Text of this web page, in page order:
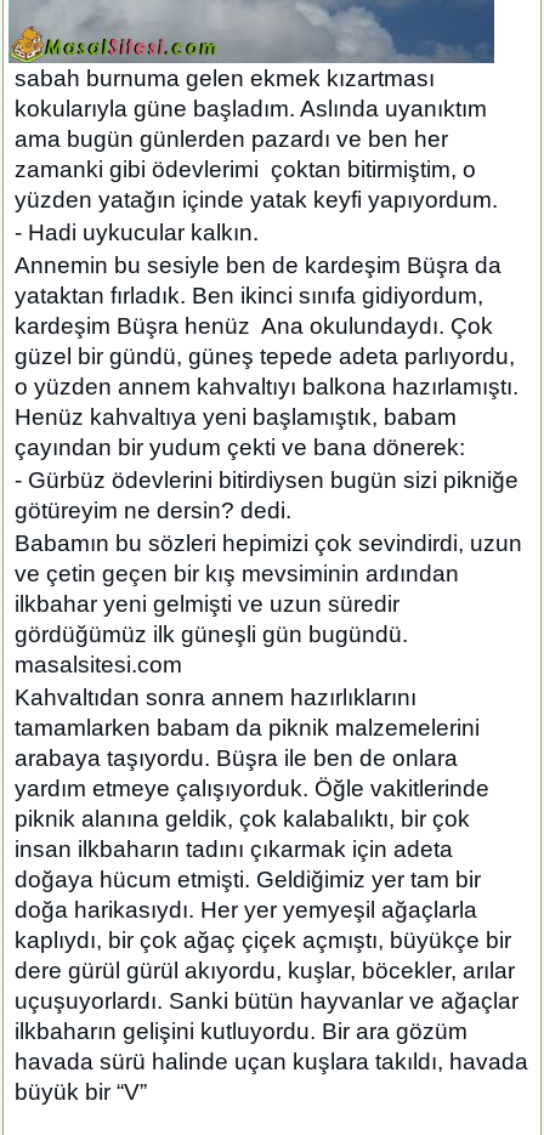
sabah burnuma gelen ekmek kızartması
kokularıyla güne başladım. Aslında uyanıktım
ama bugün günlerden pazardı ve ben her
zamanki gibi ödevlerimi çoktan bitirmiştim, o
yüzden yatağın içinde yatak keyfi yapıyordum.
- Hadi uykucular kalkın.
Annemin bu sesiyle ben de kardeşim Büşra da
yataktan fırladık. Ben ikinci sınıfa gidiyordum,
kardeşim Büşra henüz Ana okulundaydı. Çok
güzel bir gündü, güneş tepede adeta parlıyordu,
o yüzden annem kahvaltıyı balkona hazırlamıştı.
Henüz kahvaltıya yeni başlamıştık, babam
çayından bir yudum çekti ve bana dönerek:
- Gürbüz ödevlerini bitirdiysen bugün sizi pikniğe
götüreyim ne dersin? dedi.
Babamın bu sözleri hepimizi çok sevindirdi, uzun
ve çetin geçen bir kış mevsiminin ardından
ilkbahar yeni gelmişti ve uzun süredir
gördüğümüz ilk güneşli gün bugündü.
masalsitesi.com
Kahvaltıdan sonra annem hazırlıklarını
tamamlarken babam da piknik malzemelerini
arabaya taşıyordu. Büşra ile ben de onlara
yardım etmeye çalışıyorduk. Öğle vakitlerinde
piknik alanına geldik, çok kalabalıktı, bir çok
insan ilkbaharın tadını çıkarmak için adeta
doğaya hücum etmişti. Geldiğimiz yer tam bir
doğa harikasıydı. Her yer yemyeşil ağaçlarla
kaplıydı, bir çok ağaç çiçek açmıştı, büyükçe bir
dere gürül gürül akıyordu, kuşlar, böcekler, arılar
uçuşuyorlardı. Sanki bütün hayvanlar ve ağaçlar
ilkbaharın gelişini kutluyordu. Bir ara gözüm
havada sürü halinde uçan kuşlara takıldı, havada
büyük bir “V”